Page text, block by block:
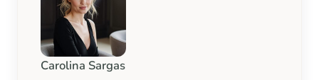
Carolina Sargas